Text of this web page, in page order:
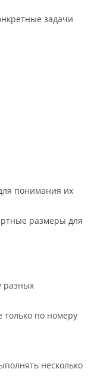
задачи
понимания их
размеры для
разных
только по номеру
несколько